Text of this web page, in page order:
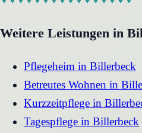
Weitere Leistungen in
Pflegeheim in Billerbeck
Betreutes Wohnen in
Kurzzeitpflege in
Tagespflege in Billerbeck